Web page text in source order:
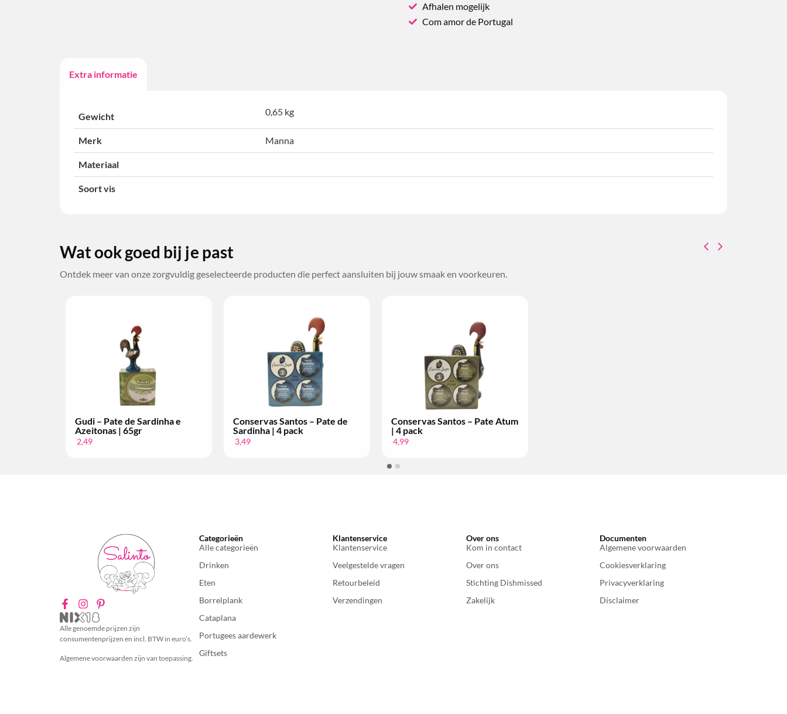
Afhalen mogelijk
Com amor de Portugal
Extra informatie
Gewicht 0,65 kg
Merk Manna
Materiaal
Soort vis
Wat ook goed bij je past
Ontdek meer van onze zorgvuldig geselecteerde producten die perfect aansluiten bij jouw smaak en voorkeuren.
Gudi – Pate de Sardinha e
Azeitonas | 65gr
Conservas Santos – Pate de
Sardinha | 4 pack
Conservas Santos – Pate Atum
| 4 pack
Alle genoemde prijzen zijn
consumentenprijzen en incl. BTW in euro’s.
Algemene voorwaarden zijn van toepassing.
Categorieën
Alle categorieën
Drinken
Eten
Borrelplank
Cataplana
Portugees aardewerk
Giftsets
Klantenservice
Klantenservice
Veelgestelde vragen
Retourbeleid
Verzendingen
Over ons
Kom in contact
Over ons
Stichting Dishmissed
Zakelijk
Documenten
Algemene voorwaarden
Cookiesverklaring
Privacyverklaring
Disclaimer